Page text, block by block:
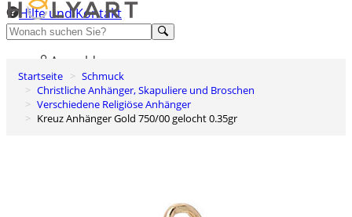
Hilfe und Kontakt
Entdecken Sie Premium
Anmelden
Wunschliste
0
Warenkorb
Startseite
Schmuck
Christliche Anhänger, Skapuliere und Broschen
Verschiedene Religiöse Anhänger
Kreuz Anhänger Gold 750/00 gelocht 0.35gr